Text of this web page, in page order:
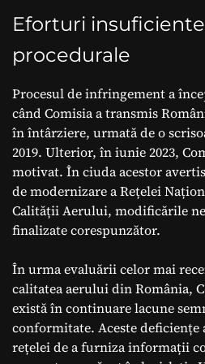
Eforturi
procedurale
Procesul de infringement a
când Comisia a transmis
în întârziere, urmată de o
2019. Ulterior, în iunie 2023,
motivat. În ciuda acestor
de modernizare a Rețelei
Calității Aerului, modificările
finalizate corespunzător.
În urma evaluării celor mai
calitatea aerului din România,
există în continuare lacune
conformitate. Aceste deficiențe
rețelei de a furniza informații